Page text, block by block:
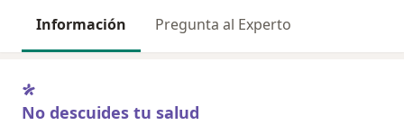
Información Pregunta al Experto
No descuides tu salud